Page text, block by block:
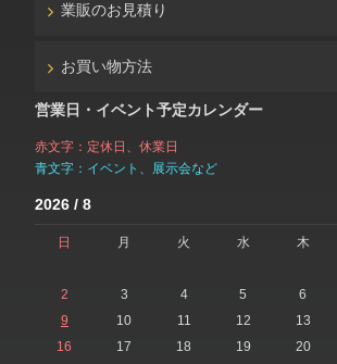
業販のお見積り
お買い物方法
営業日・イベント予定カレンダー
赤文字：定休日、休業日
青文字：イベント、展示会など
2026 / 8
日 月 火 水 木
2
3 4 5 6
9
10 11 12 13
16
17 18 19 20